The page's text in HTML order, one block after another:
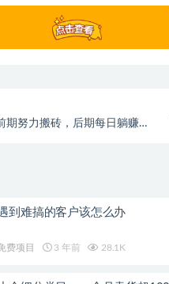
期努力搬砖，后期每日躺赚
到难搞的客户该怎么办
费项目 3 年前 28.1K